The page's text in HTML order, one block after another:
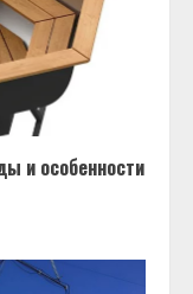
и особенности